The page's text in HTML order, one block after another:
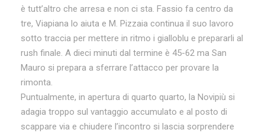
è tutt’altro che arresa e non ci sta. Fassio fa centro da
tre, Viapiana lo aiuta e M. Pizzaia continua il suo lavoro
sotto traccia per mettere in ritmo i gialloblu e prepararli al
rush finale. A dieci minuti dal termine è 45-62 ma San
Mauro si prepara a sferrare l’attacco per provare la
rimonta.
Puntualmente, in apertura di quarto quarto, la Novipiù si
adagia troppo sul vantaggio accumulato e al posto di
scappare via e chiudere l’incontro si lascia sorprendere